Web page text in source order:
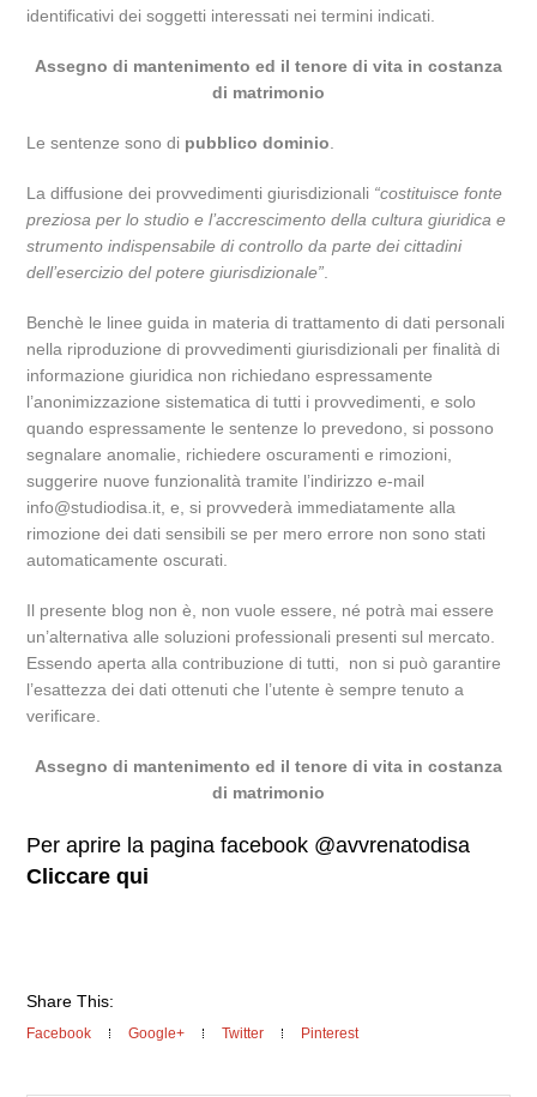
identificativi dei soggetti interessati nei termini indicati.
Assegno di mantenimento ed il tenore di vita in costanza
di matrimonio
Le sentenze sono di pubblico dominio
La diffusione dei provvedimenti giurisdizionali “costituisce fonte
preziosa per lo studio e l’accrescimento della cultura giuridica e
strumento indispensabile di controllo da parte dei cittadini
dell’esercizio del potere giurisdizionale”
Benchè le linee guida in materia di trattamento di dati personali
nella riproduzione di provvedimenti giurisdizionali per finalità di
informazione giuridica non richiedano espressamente
l’anonimizzazione sistematica di tutti i provvedimenti, e solo
quando espressamente le sentenze lo prevedono, si possono
segnalare anomalie, richiedere oscuramenti e rimozioni,
suggerire nuove funzionalità tramite l’indirizzo e-mail
info@studiodisa.it, e, si provvederà immediatamente alla
rimozione dei dati sensibili se per mero errore non sono stati
automaticamente oscurati.
Il presente blog non è, non vuole essere, né potrà mai essere
un’alternativa alle soluzioni professionali presenti sul mercato.
Essendo aperta alla contribuzione di tutti, non si può garantire
l’esattezza dei dati ottenuti che l’utente è sempre tenuto a
verificare.
Assegno di mantenimento ed il tenore di vita in costanza
di matrimonio
Per aprire la pagina facebook @avvrenatodisa
Cliccare qui
Share This:
Facebook Google+ Twitter Pinterest